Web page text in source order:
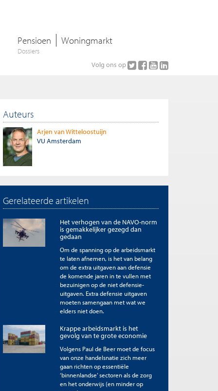
Pensioen Woningmarkt
Dossiers
Volg ons op
Auteurs
Arjen van Witteloostuijn
VU Amsterdam
Gerelateerde artikelen
Het verhogen van de NAVO-norm
is gemakkelijker gezegd dan
gedaan
Om de spanning op de arbeidsmarkt
te laten afnemen, is het van belang
om de extra uitgaven aan defensie
de komende jaren in te vullen met
bezuinigen op de niet defensie-
uitgaven. Extra defensie uitgaven
moeten samengaan met wat we
elders niet doen.
Krappe arbeidsmarkt is het
gevolg van te grote economie
Volgens Paul de Beer moet de focus
van onze handelsnatie zich meer
gaan richten op essentiële
‘binnenlandse’ sectoren als de zorg
en het onderwijs (en minder op